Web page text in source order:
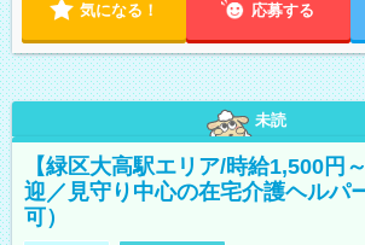
気になる！ 応募する
未読
【緑区大高駅エリア/時給1,500円
迎／見守り中心の在宅介護ヘルパ
可）